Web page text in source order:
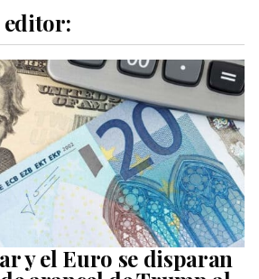
editor:
y el Euro se disparan